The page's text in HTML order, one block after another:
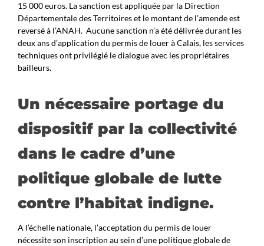
15 000 euros. La sanction est appliquée par la Direction
Départementale des Territoires et le montant de l’amende est
reversé à l’ANAH. Aucune sanction n’a été délivrée durant les
deux ans d’application du permis de louer à Calais, les services
techniques ont privilégié le dialogue avec les propriétaires
bailleurs.
Un nécessaire portage du
dispositif par la collectivité
dans le cadre d’une
politique globale de lutte
contre l’habitat indigne.
A l’échelle nationale, l’acceptation du permis de louer
nécessite son inscription au sein d’une politique globale de